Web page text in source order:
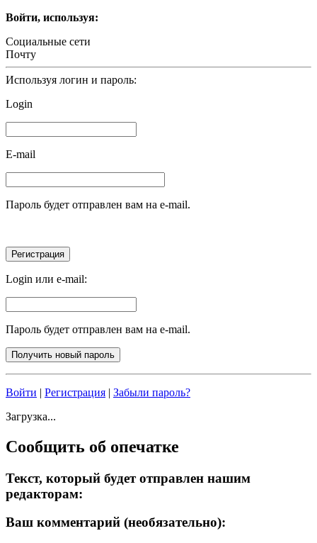
Войти, используя:
Социальные сети
Почту
Используя логин и пароль:
Login
E-mail
Пароль будет отправлен вам на e-mail.
Login или e-mail:
Пароль будет отправлен вам на e-mail.
Войти | Регистрация | Забыли пароль?
Загрузка...
Сообщить об опечатке
Текст, который будет отправлен нашим
редакторам:
Ваш комментарий (необязательно):